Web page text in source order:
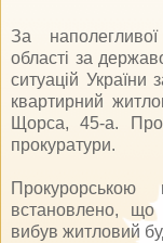
За наполегливої
області за
ситуацій України
квартирний
Щорса, 45-а.
прокуратури.
встановлено, що
вибув житловий